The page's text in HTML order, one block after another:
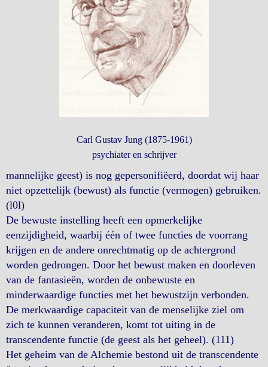
Carl Gustav Jung (1875-1961)
psychiater en schrijver
mannelijke geest) is nog gepersonifiëerd, doordat wij haar
niet opzettelijk (bewust) als functie (vermogen) gebruiken.
(l0l)
De bewuste instelling heeft een opmerkelijke
eenzijdigheid, waarbij één of twee functies de voorrang
krijgen en de andere onrechtmatig op de achtergrond
worden gedrongen. Door het bewust maken en doorleven
van de fantasieën, worden de onbewuste en
minderwaardige functies met het bewustzijn verbonden.
De merkwaardige capaciteit van de menselijke ziel om
zich te kunnen veranderen, komt tot uiting in de
transcendente functie (de geest als het geheel). (111)
Het geheim van de Alchemie bestond uit de transcendente